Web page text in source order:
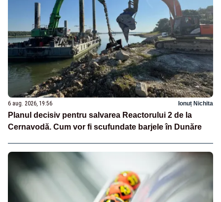
6 aug. 2026, 19:56 Ionuț Nichita
Planul decisiv pentru salvarea Reactorului 2 de la
Cernavodă. Cum vor fi scufundate barjele în Dunăre